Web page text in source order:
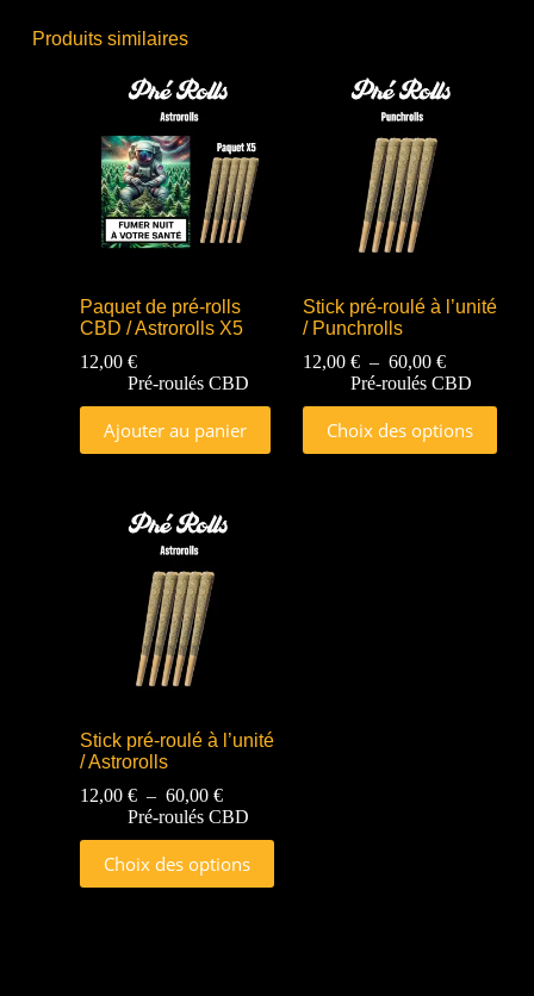
Produits similaires
Paquet de pré-rolls
CBD / Astrorolls X5
12,00 €
Pré-roulés CBD
Ajouter au panier
Stick pré-roulé à l’unité
/ Punchrolls
12,00 € – 60,00 €
Pré-roulés CBD
Choix des options
Stick pré-roulé à l’unité
/ Astrorolls
12,00 € – 60,00 €
Pré-roulés CBD
Choix des options